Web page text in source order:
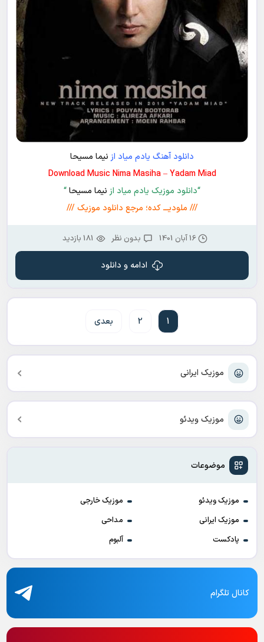
موزیک ایرانی
موزیک ویدئو
موضوعات
موزیک ویدئو
موزیک خارجی
موزیک ایرانی
مداحی
پادکست
آلبوم
دانلود آهنگ یادم میاد ازنیما مسیحا
Download Music Nima Masiha – Yadam Miad
“دانلود موزیک یادم میاد ازنیما مسیحا“
/// ملودیـــ کده؛ مرجع دانلود موزیک ///
16 آبان 1401 بدون نظر 181 بازدید
ادامه و دانلود
1
2 بعدی
کانال تلگرام